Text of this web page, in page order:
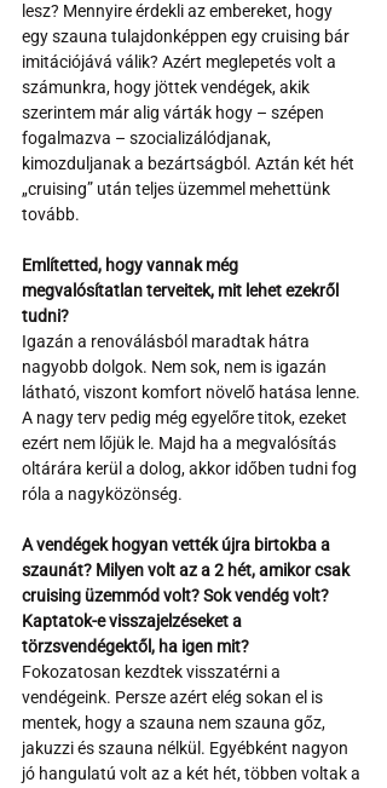
lesz? Mennyire érdekli az embereket, hogy
egy szauna tulajdonképpen egy cruising bár
imitációjává válik? Azért meglepetés volt a
számunkra, hogy jöttek vendégek, akik
szerintem már alig várták hogy – szépen
fogalmazva – szocializálódjanak,
kimozduljanak a bezártságból. Aztán két hét
„cruising” után teljes üzemmel mehettünk
tovább.
Említetted, hogy vannak még
megvalósítatlan terveitek, mit lehet ezekről
tudni?
Igazán a renoválásból maradtak hátra
nagyobb dolgok. Nem sok, nem is igazán
látható, viszont komfort növelő hatása lenne.
A nagy terv pedig még egyelőre titok, ezeket
ezért nem lőjük le. Majd ha a megvalósítás
oltárára kerül a dolog, akkor időben tudni fog
róla a nagyközönség.
A vendégek hogyan vették újra birtokba a
szaunát? Milyen volt az a 2 hét, amikor csak
cruising üzemmód volt? Sok vendég volt?
Kaptatok-e visszajelzéseket a
törzsvendégektől, ha igen mit?
Fokozatosan kezdtek visszatérni a
vendégeink. Persze azért elég sokan el is
mentek, hogy a szauna nem szauna gőz,
jakuzzi és szauna nélkül. Egyébként nagyon
jó hangulatú volt az a két hét, többen voltak a